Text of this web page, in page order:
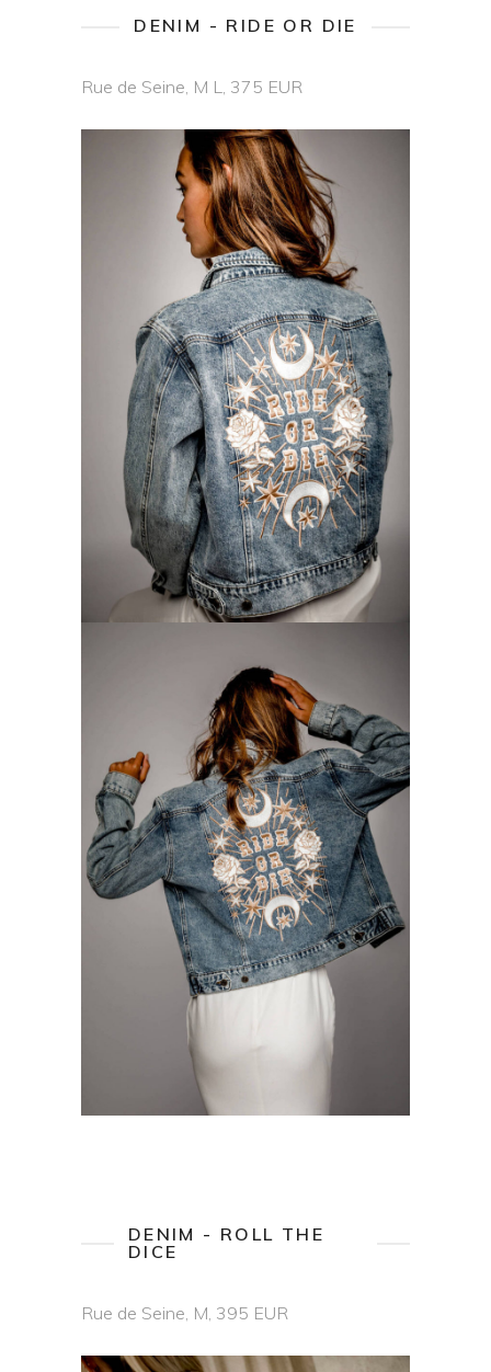
DENIM - RIDE OR DIE
Rue de Seine, M L, 375 EUR
DENIM - ROLL THE
DICE
Rue de Seine, M, 395 EUR